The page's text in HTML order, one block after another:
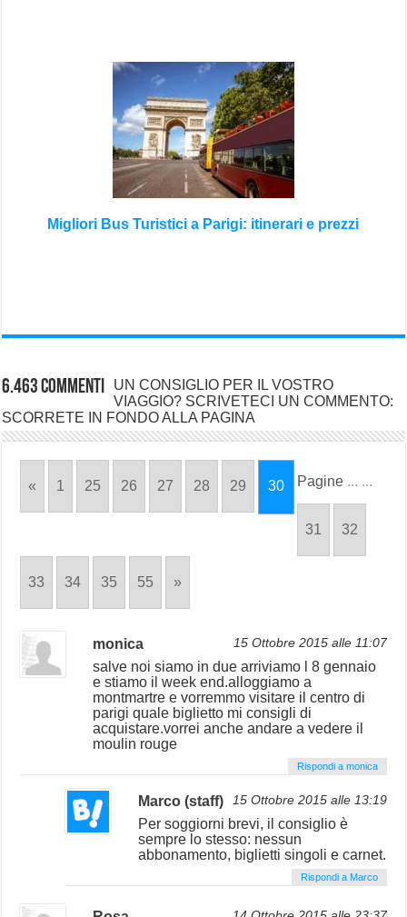
Migliori Bus Turistici a Parigi: itinerari e prezzi
6.463 commenti
UN CONSIGLIO PER IL VOSTRO
VIAGGIO? SCRIVETECI UN COMMENTO:
SCORRETE IN FONDO ALLA PAGINA
Pagine
« 1 ...
25 26 27 28 29 30
31 32
33 34 35
...
55 »
monica 15 Ottobre 2015 alle 11:07
salve noi siamo in due arriviamo l 8 gennaio
e stiamo il week end.alloggiamo a
montmartre e vorremmo visitare il centro di
parigi quale biglietto mi consigli di
acquistare.vorrei anche andare a vedere il
moulin rouge
Rispondi a monica
Marco (staff) 15 Ottobre 2015 alle 13:19
Per soggiorni brevi, il consiglio è
sempre lo stesso: nessun
abbonamento, biglietti singoli e carnet.
Rispondi a Marco